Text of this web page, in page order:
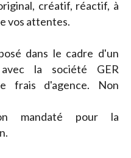
créatif, réactif, à
vos attentes.
dans le cadre d'un
la société GER
frais d'agence. Non
mandaté pour la